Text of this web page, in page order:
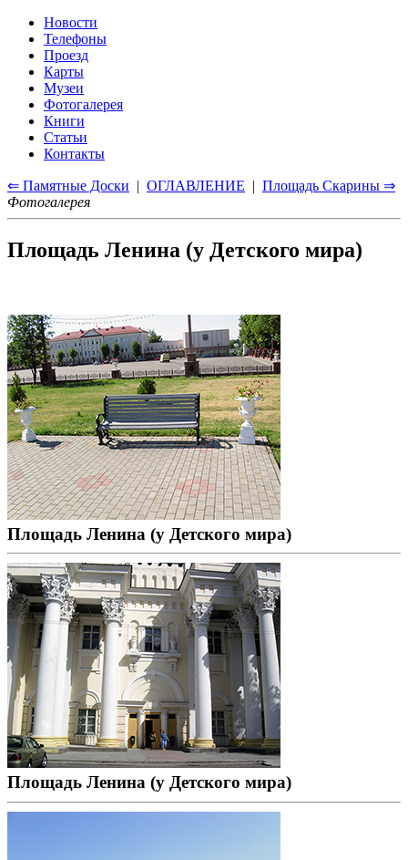
Новости
Телефоны
Проезд
Карты
Музеи
Фотогалерея
Книги
Статьи
Контакты
⇐ Памятные Доски | ОГЛАВЛЕНИЕ | Площадь Скарины ⇒
Фотогалерея
Площадь Ленина (у Детского мира)
Площадь Ленина (у Детского мира)
Площадь Ленина (у Детского мира)